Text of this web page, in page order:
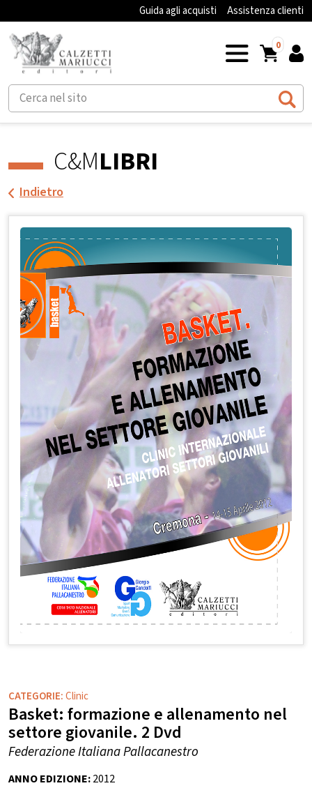
Guida agli acquisti Assistenza clienti
0
C&MLIBRI
Indietro
CATEGORIE:Clinic
Basket: formazione e allenamento nel
settore giovanile. 2 Dvd
Federazione Italiana Pallacanestro
ANNO EDIZIONE:2012